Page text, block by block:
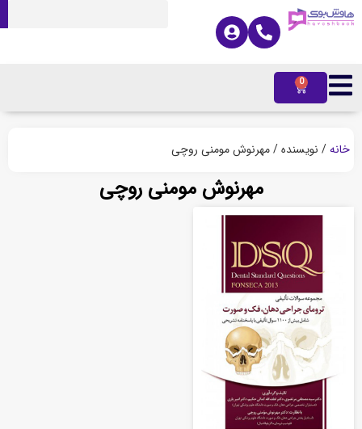
/ نویسنده / مهرنوش مومنی روچی
مهرنوش مومنی روچی